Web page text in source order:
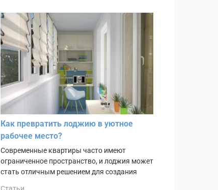
Как превратить лоджию в уютное
рабочее место?
Современные квартиры часто имеют
ограниченное пространство, и лоджия может
стать отличным решением для создания